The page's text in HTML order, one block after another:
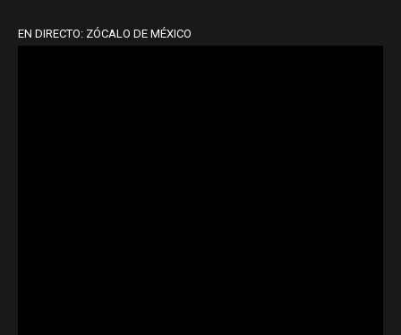
EN DIRECTO: ZÓCALO DE MÉXICO